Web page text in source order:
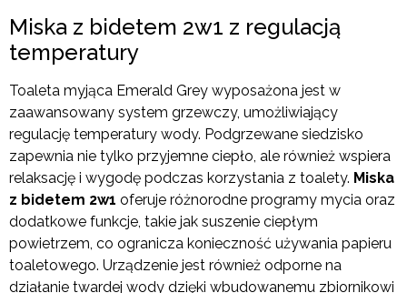
Miska z bidetem 2w1 z regulacją
temperatury
Toaleta myjąca Emerald Grey wyposażona jest w
zaawansowany system grzewczy, umożliwiający
regulację temperatury wody. Podgrzewane siedzisko
zapewnia nie tylko przyjemne ciepło, ale również wspiera
relaksację i wygodę podczas korzystania z toalety. Miska
z bidetem 2w1 oferuje różnorodne programy mycia oraz
dodatkowe funkcje, takie jak suszenie ciepłym
powietrzem, co ogranicza konieczność używania papieru
toaletowego. Urządzenie jest również odporne na
działanie twardej wody dzięki wbudowanemu zbiornikowi